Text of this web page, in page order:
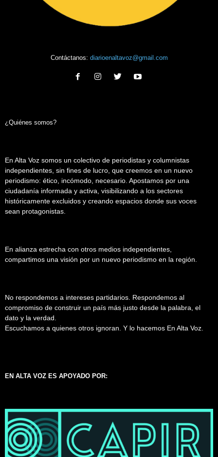
Contáctanos: diarioenaltavoz@gmail.com
¿Quiénes somos?
En Alta Voz somos un colectivo de periodistas y columnistas
independientes, sin fines de lucro, que creemos en un nuevo
periodismo: ético, incómodo, necesario. Apostamos por una
ciudadanía informada y activa, visibilizando a los sectores
históricamente excluidos y creando espacios donde sus voces
sean protagonistas.
En alianza estrecha con otros medios independientes,
compartimos una visión por un nuevo periodismo en la región.
No respondemos a intereses partidarios. Respondemos al
compromiso de construir un país más justo desde la palabra, el
dato y la verdad.
Escuchamos a quienes otros ignoran. Y lo hacemos En Alta Voz.
EN ALTA VOZ ES APOYADO POR: